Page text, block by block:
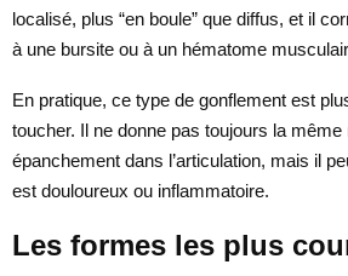
localisé, plus “en boule” que diffus, et il
à une bursite ou à un hématome
En pratique, ce type de gonflement est
toucher. Il ne donne pas toujours la même
épanchement dans l’articulation, mais il
est douloureux ou inflammatoire.
Les formes les plus